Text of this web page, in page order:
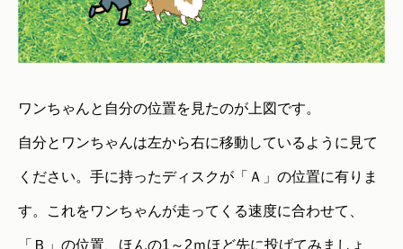
ワンちゃんと自分の位置を見たのが上図です。
自分とワンちゃんは左から右に移動しているように見て
ください。手に持ったディスクが「Ａ」の位置に有りま
す。これをワンちゃんが走ってくる速度に合わせて、
「Ｂ」の位置、ほんの1～2ｍほど先に投げてみましょ